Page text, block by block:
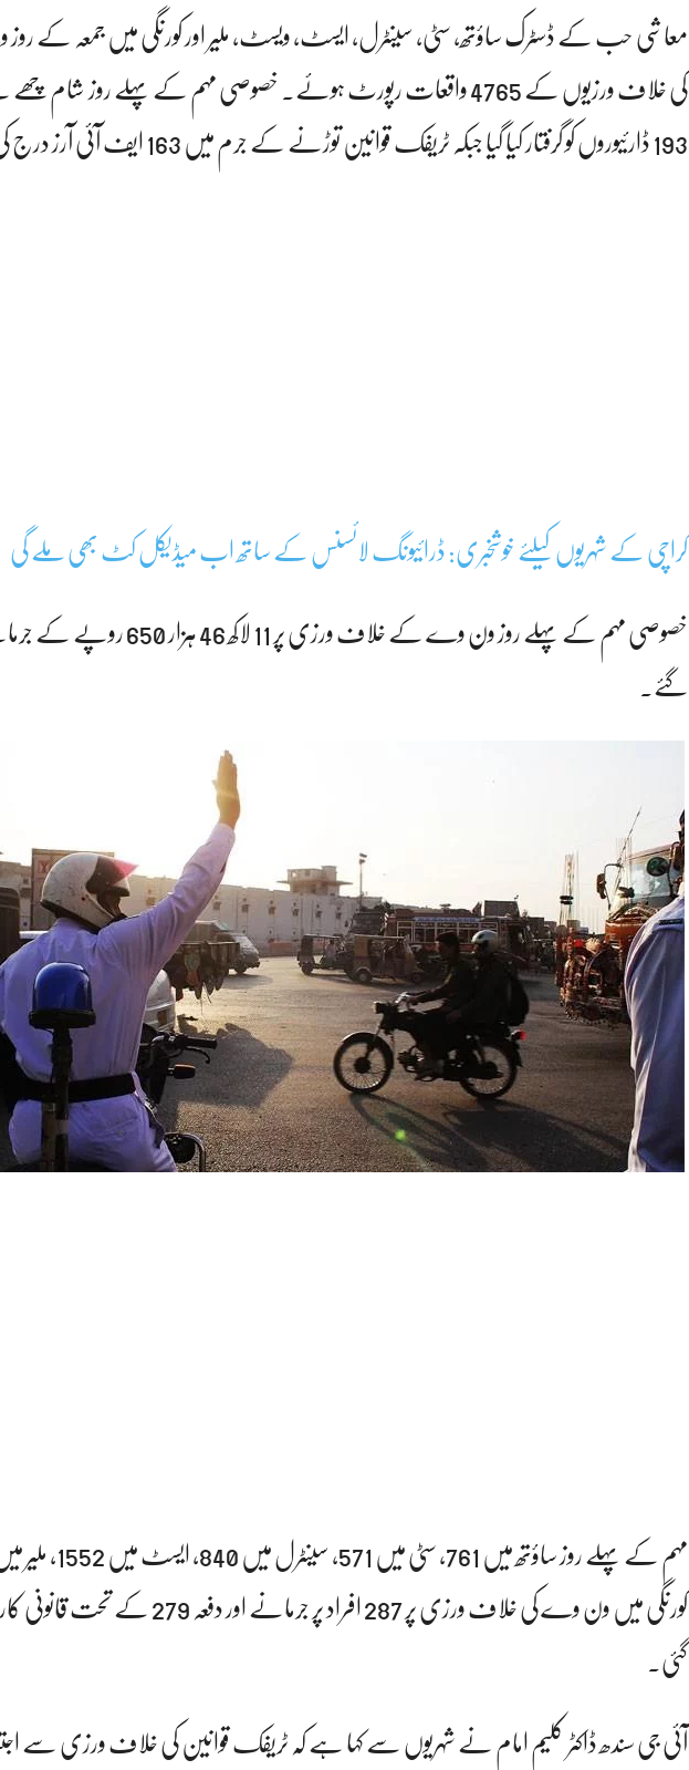
معاشی حب کے ڈسٹرک ساؤتھ، سٹی، سینٹرل، ایسٹ، ویسٹ، ملیر اور کورنگی میں جمعہ
کی خلاف ورزیوں کے 4765 واقعات رپورٹ ہوئے۔ خصوصی مہم کے پہلے روز
193 ڈارئیوروں کو گرفتار کیا گیا جبکہ ٹریفک قوانین توڑنے کے جرم میں 163 ایف آئی آرز درج کی گئیں۔
کراچی کے شہریوں کیلئے خوشخبری: ڈرائیونگ لائسنس کے ساتھ اب میڈیکل کٹ بھی ملے گی
خصوصی مہم کے پہلے روز ون وے کے خلاف ورزی پر 11
گئے۔
کورنگی میں ون وے کی خلاف ورزی پر 287 افراد پر جرمانے اور
گئی۔
آئی جی سندھ ڈاکٹر کلیم امام نے شہریوں سے کہا ہے کہ ٹریفک قوانین کی خلاف ورزی